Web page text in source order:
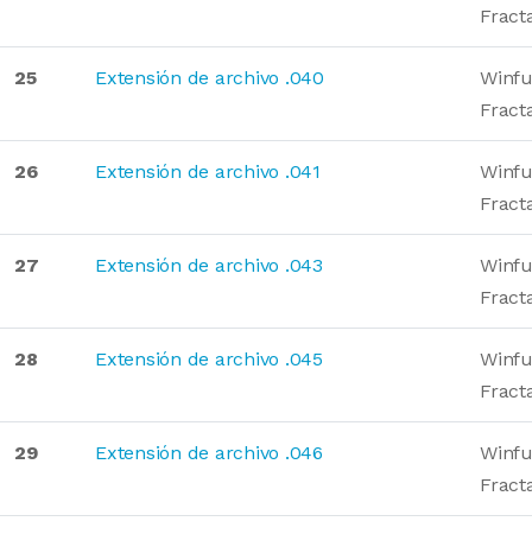
25 Extensión de archivo .040
26 Extensión de archivo .041
27 Extensión de archivo .043
28 Extensión de archivo .045
29 Extensión de archivo .046